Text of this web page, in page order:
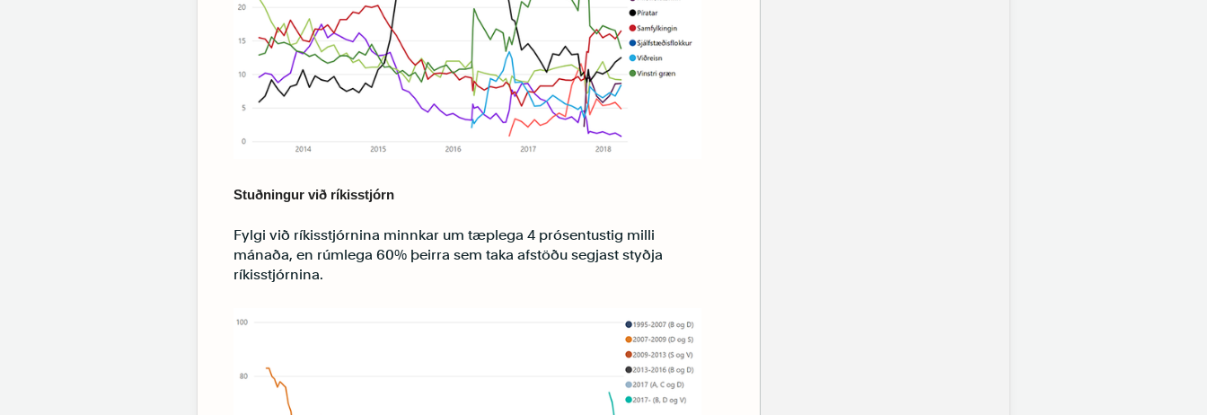
Stuðningur við ríkisstjórn
Fylgi við ríkisstjórnina minnkar um tæplega 4 prósentustig milli
mánaða, en rúmlega 60% þeirra sem taka afstöðu segjast styðja
ríkisstjórnina.